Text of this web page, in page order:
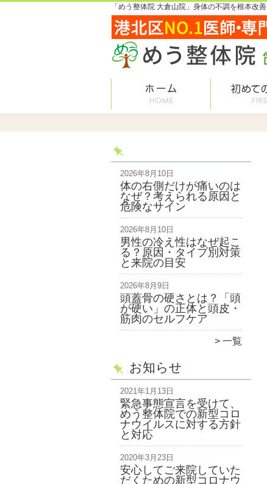
「めう整体院 大倉山院」身体の不調を根本改善
2026年8月10日
体の右側だけが痛いのは
なぜ？考えられる原因と
危険なサイン
2026年8月10日
男性の冷え性はなぜ起こ
る？原因・タイプ別対策
と来院の目安
2026年8月9日
頭蓋骨の硬さとは？「頭
が硬い」の正体と頭皮・
筋肉のセルフケア
一覧
お知らせ
2021年1月13日
緊急事態宣言を受けて、
めう整体院での新型コロ
ナウイルスに対する方針
と対応
2020年3月23日
安心してご来院していた
だくための新型コロナウ